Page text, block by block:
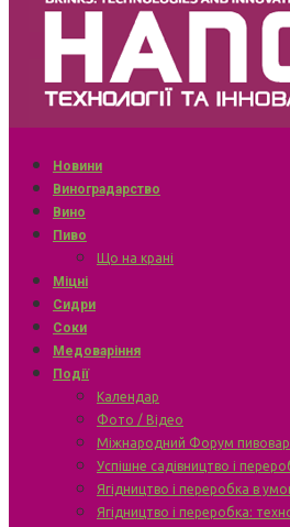
Новини
Виноградарство
Вино
Пиво
Що на крані
Міцні
Сидри
Соки
Медоваріння
Події
Календар
Фото / Відео
Міжнародний Форум
Успішне садівництво і
Ягідництво і переробка в
Ягідництво і переробка: